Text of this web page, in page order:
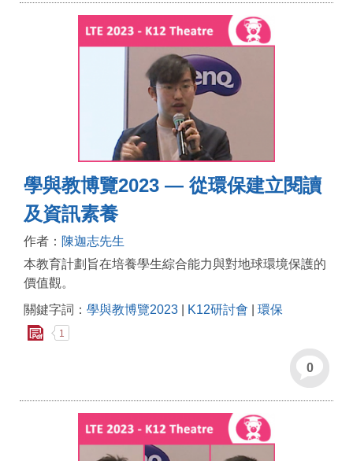
學與教博覽2023 — 從環保建立閱讀
及資訊素養
作者： 陳迦志先生
本教育計劃旨在培養學生綜合能力與對地球環境保護的
價值觀。
關鍵字詞： 學與教博覽2023 K12研討會 環保
1
0